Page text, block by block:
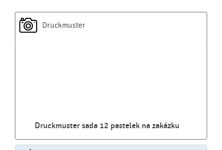
Druckmuster
Druckmuster sada 12 pastelek na zakázku